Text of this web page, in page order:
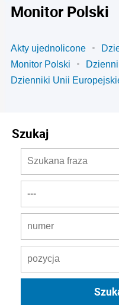
Monitor Polski
Akty ujednolicone
Monitor Polski
Dzienniki Unii
Szukaj